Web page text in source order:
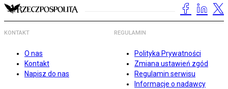
KONTAKT
O nas
Kontakt
Napisz do nas
REGULAMIN
Polityka Prywatności
Zmiana ustawień zgód
Regulamin serwisu
Informacje o nadawcy